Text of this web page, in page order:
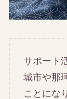
サポート
城市や那
ことにな